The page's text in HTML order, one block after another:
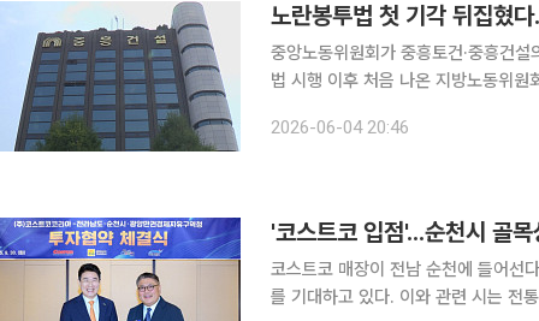
노란봉투법 첫 기각 뒤집혔
중앙노동위원회가 중흥토건·중흥건
법 시행 이후 처음 나온 지방노동위원회의
제기한 교섭요구 사실 공고 시정 신
2026-06-04 20:46
'코스트코 입점'...순천시 골
코스트코 매장이 전남 순천에 들어선다. 이에 전남도 순천시는 대규모 소비 유입과 지역경제
를 기대하고 있다. 이와 관련 시는 전통시장과 골목상권 피해를 최소화하기 위한 상생대책 마련에